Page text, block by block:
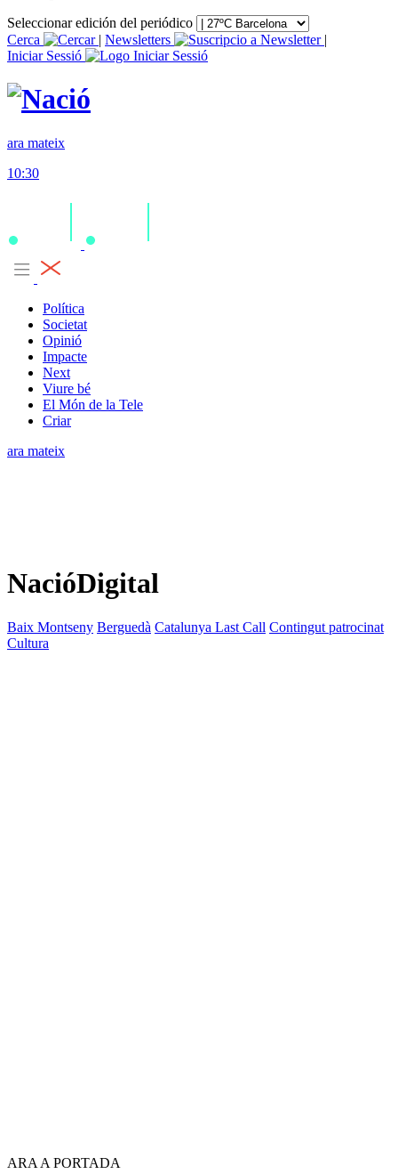
Seleccionar edición del periódico
Cerca
| Newsletters
|
Iniciar Sessió
ara mateix
10:30
Política
Societat
Opinió
Impacte
Next
Viure bé
El Món de la Tele
Criar
ara mateix
NacióDigital
Baix Montseny Berguedà Catalunya Last Call Contingut patrocinat
Cultura
ARA A PORTADA